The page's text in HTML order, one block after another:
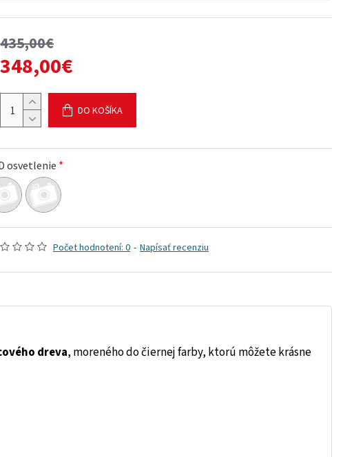
Počet hodnotení: 0 - Napísať recenziu
435,00€
348,00€
osvetlenie
DO KOŠÍKA
dreva, moreného do čiernej farby, ktorú môžete krásne